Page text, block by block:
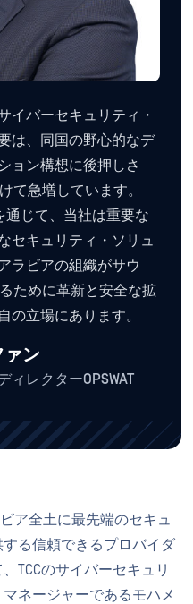
イバーセキュリティ・
は、同国の野心的なデ
ョン構想に後押しさ
て急増しています。
通じて、当社は重要な
セキュリティ・ソリュ
ラビアの組織がサウ
ために革新と安全な拡
の立場にあります。
ァン
ィレクターOPSWAT
ア全土に最先端のセキュ
る信頼できるプロバイダ
TCCのサイバーセキュリ
ネージャーであるモハメ